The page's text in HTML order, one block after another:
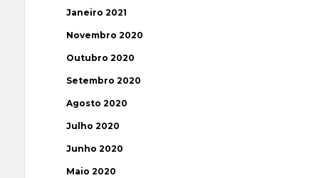
Janeiro 2021
Novembro 2020
Outubro 2020
Setembro 2020
Agosto 2020
Julho 2020
Junho 2020
Maio 2020